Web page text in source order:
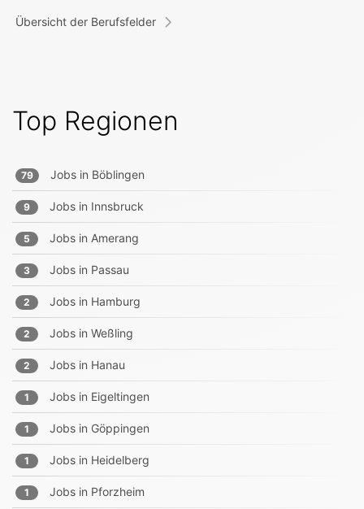
Übersicht der Berufsfelder
Top Regionen
79 Jobs in Böblingen
9 Jobs in Innsbruck
5 Jobs in Amerang
3 Jobs in Passau
2 Jobs in Hamburg
2 Jobs in Weßling
2 Jobs in Hanau
1 Jobs in Eigeltingen
1 Jobs in Göppingen
1 Jobs in Heidelberg
1 Jobs in Pforzheim